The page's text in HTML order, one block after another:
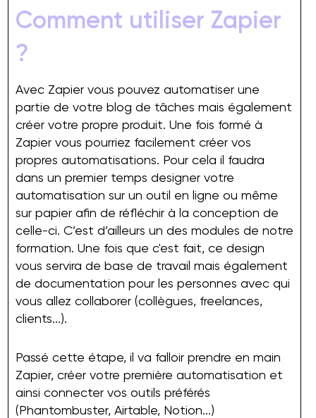
Comment utiliser Zapier
?
Avec Zapier vous pouvez automatiser une
partie de votre blog de tâches mais également
créer votre propre produit. Une fois formé à
Zapier vous pourriez facilement créer vos
propres automatisations. Pour cela il faudra
dans un premier temps designer votre
automatisation sur un outil en ligne ou même
sur papier afin de réfléchir à la conception de
celle-ci. C’est d’ailleurs un des modules de notre
formation. Une fois que c'est fait, ce design
vous servira de base de travail mais également
de documentation pour les personnes avec qui
vous allez collaborer (collègues, freelances,
clients...).
Passé cette étape, il va falloir prendre en main
Zapier, créer votre première automatisation et
ainsi connecter vos outils préférés
(Phantombuster, Airtable, Notion...)